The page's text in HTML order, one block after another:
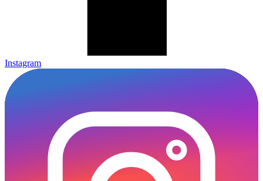
Instagram